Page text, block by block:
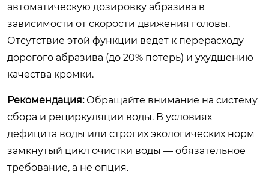
автоматическую дозировку абразива в
зависимости от скорости движения головы.
Отсутствие этой функции ведет к перерасходу
дорогого абразива (до 20% потерь) и ухудшению
качества кромки.
Рекомендация:Обращайте внимание на систему
сбора и рециркуляции воды. В условиях
дефицита воды или строгих экологических норм
замкнутый цикл очистки воды — обязательное
требование, а не опция.